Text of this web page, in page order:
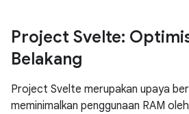
Project Svelte:
Belakang
Project Svelte merupakan upaya
meminimalkan penggunaan RAM